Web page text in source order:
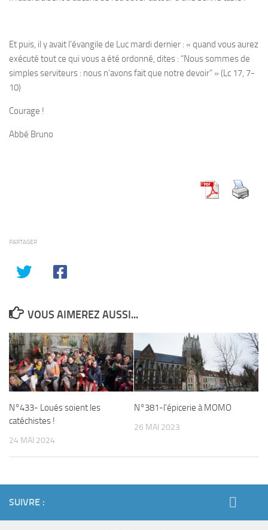
Et puis, il y avait l’évangile de Luc mardi dernier : « quand vous aurez
exécuté tout ce qui vous a été ordonné, dites : “Nous sommes de
simples serviteurs : nous n’avons fait que notre devoir” » (Lc 17, 7-
10)
Courage !
Abbé Bruno
PARTAGER
VOUS AIMEREZ AUSSI...
N°433- Loués soient les
catéchistes !
24 MAI 2024
N°381-l’épicerie à MOMO
26 MAI 2023
SUIVRE :